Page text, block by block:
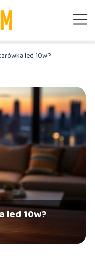
led 10w?
led 10w?